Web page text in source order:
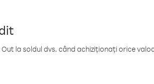
la soldul dvs. când achiziționați orice